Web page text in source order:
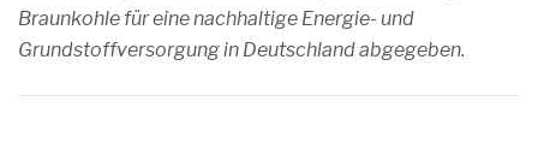
Braunkohle für eine nachhaltige Energie- und
Grundstoffversorgung in Deutschland abgegeben.